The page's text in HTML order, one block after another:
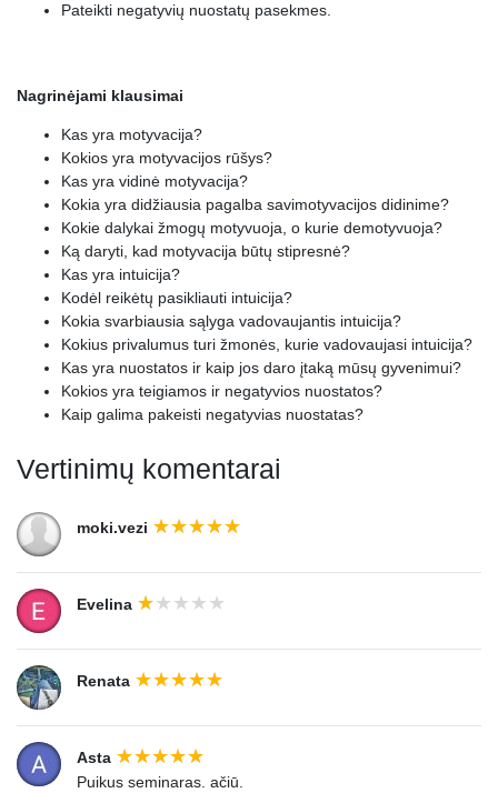
Pateikti negatyvių nuostatų pasekmes.
Nagrinėjami klausimai
Kas yra motyvacija?
Kokios yra motyvacijos rūšys?
Kas yra vidinė motyvacija?
Kokia yra didžiausia pagalba savimotyvacijos didinime?
Kokie dalykai žmogų motyvuoja, o kurie demotyvuoja?
Ką daryti, kad motyvacija būtų stipresnė?
Kas yra intuicija?
Kodėl reikėtų pasikliauti intuicija?
Kokia svarbiausia sąlyga vadovaujantis intuicija?
Kokius privalumus turi žmonės, kurie vadovaujasi intuicija?
Kas yra nuostatos ir kaip jos daro įtaką mūsų gyvenimui?
Kokios yra teigiamos ir negatyvios nuostatos?
Kaip galima pakeisti negatyvias nuostatas?
Vertinimų komentarai
moki.vezi
Evelina
Renata
Asta
Puikus seminaras. ačiū.